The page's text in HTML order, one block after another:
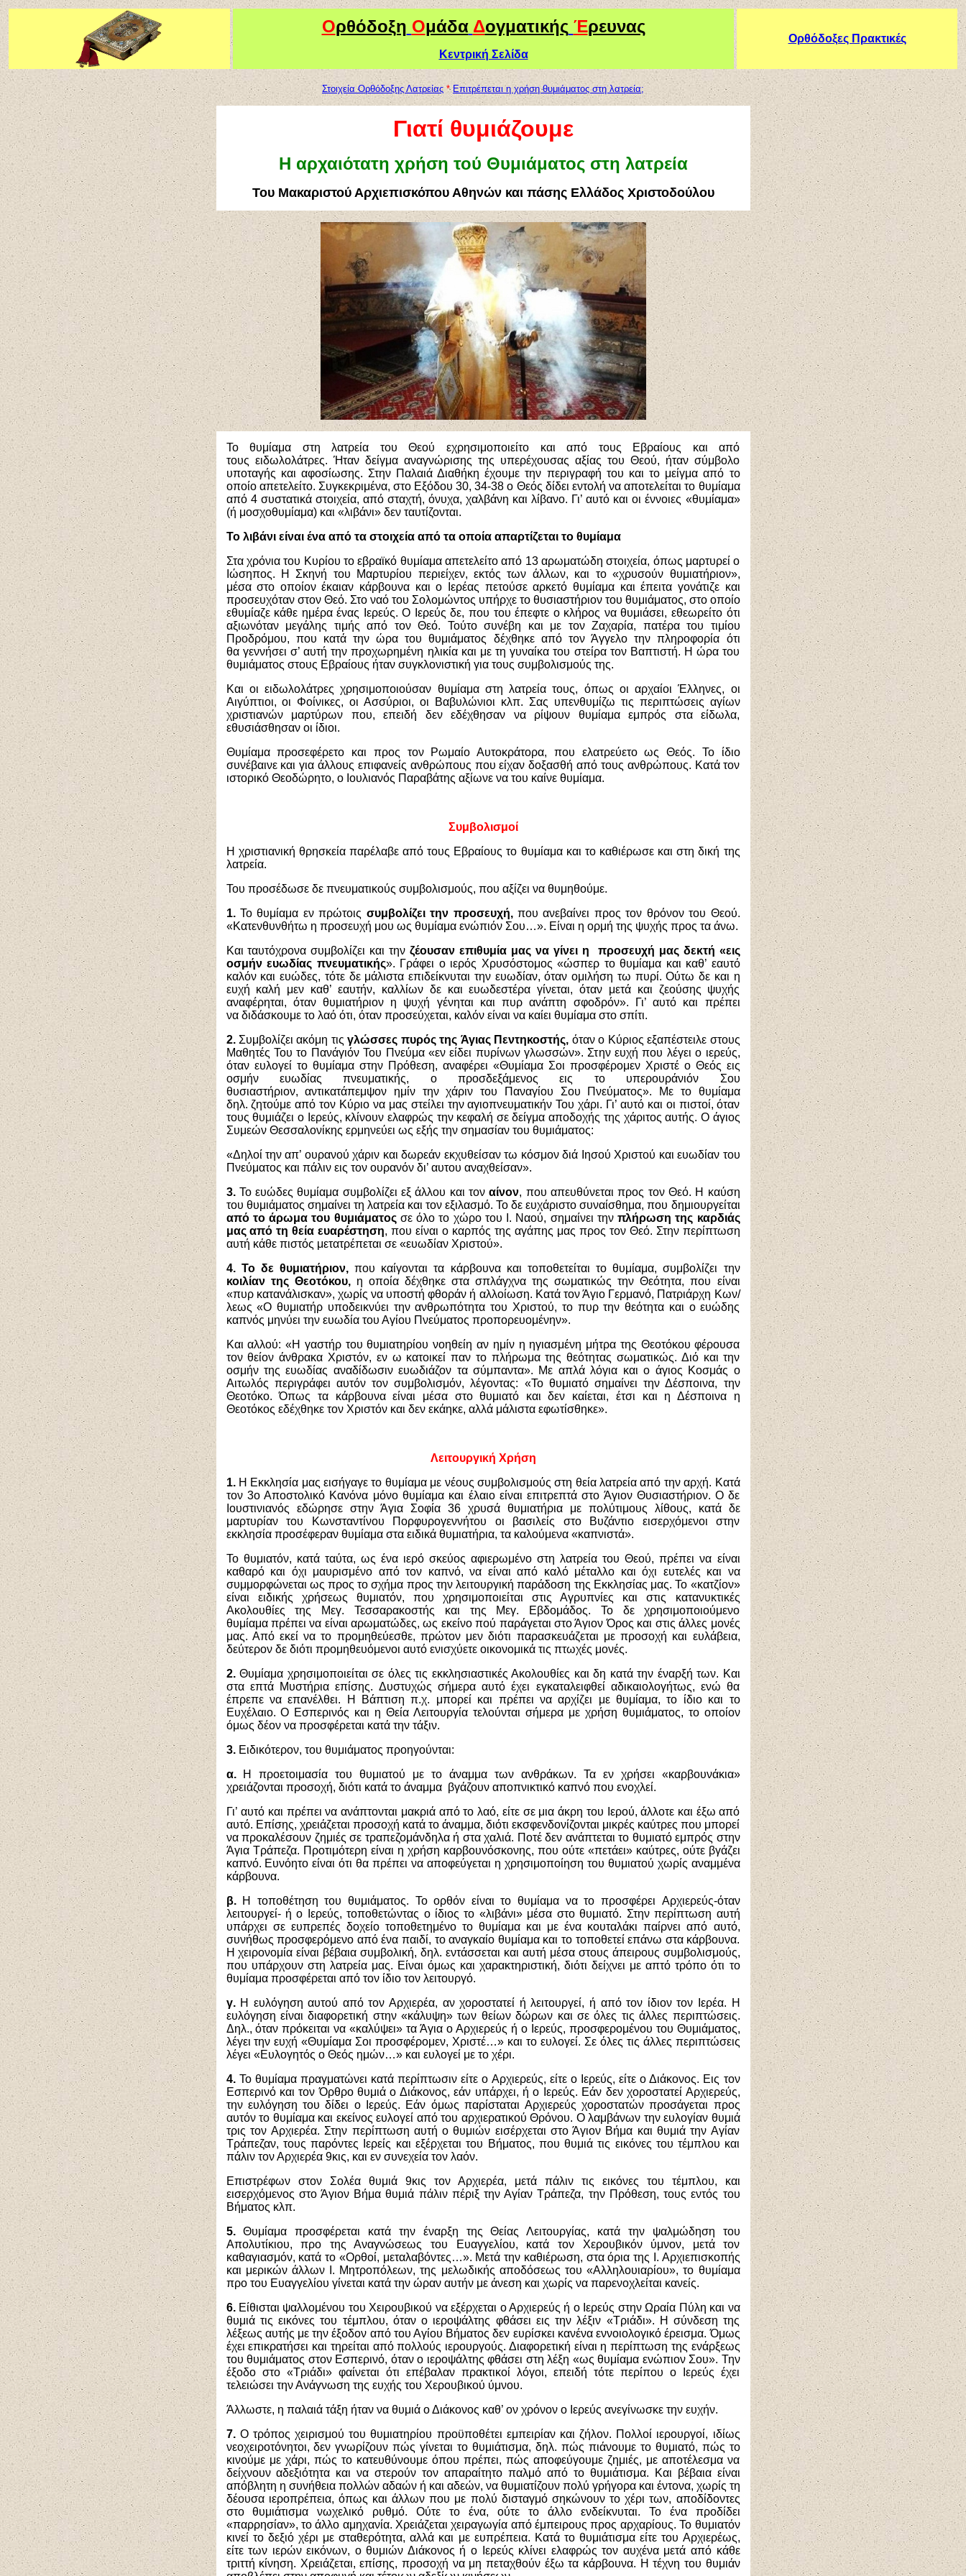
Ορθόδοξη Ομάδα Δογματικής Έρευνας
Κεντρική Σελίδα
Ορθόδοξες Πρακτικές
Στοιχεία Ορθόδοξης Λατρείας * Επιτρέπεται η χρήση θυμιάματος στη λατρεία;
Γιατί θυμιάζουμε
Η αρχαιότατη χρήση τού Θυμιάματος στη λατρεία
Του Μακαριστού Αρχιεπισκόπου Αθηνών και πάσης Ελλάδος Χριστοδούλου
Το θυμίαμα στη λατρεία του Θεού εχρησιμοποιείτο και από τους Εβραίους και από
τους ειδωλολάτρες. Ήταν δείγμα αναγνώρισης της υπερέχουσας αξίας του Θεού, ήταν σύμβολο
υποταγής και αφοσίωσης. Στην Παλαιά Διαθήκη έχουμε την περιγραφή του και το μείγμα από το
οποίο απετελείτο. Συγκεκριμένα, στο Εξόδου 30, 34-38 ο Θεός δίδει εντολή να αποτελείται το θυμίαμα
από 4 συστατικά στοιχεία, από σταχτή, όνυχα, χαλβάνη και λίβανο. Γι’ αυτό και οι έννοιες «θυμίαμα»
(ή μοσχοθυμίαμα) και «λιβάνι» δεν ταυτίζονται.
Το λιβάνι είναι ένα από τα στοιχεία από τα οποία απαρτίζεται το θυμίαμα
Στα χρόνια του Κυρίου το εβραϊκό θυμίαμα απετελείτο από 13 αρωματώδη στοιχεία, όπως μαρτυρεί ο
Ιώσηπος. Η Σκηνή του Μαρτυρίου περιείχεν, εκτός των άλλων, και το «χρυσούν θυμιατήριον»,
μέσα στο οποίον έκαιαν κάρβουνα και ο Ιερέας πετούσε αρκετό θυμίαμα και έπειτα γονάτιζε και
προσευχόταν στον Θεό. Στο ναό του Σολομώντος υπήρχε το θυσιαστήριον του θυμιάματος, στο οποίο
εθυμίαζε κάθε ημέρα ένας Ιερεύς. Ο Ιερεύς δε, που του έπεφτε ο κλήρος να θυμιάσει, εθεωρείτο ότι
αξιωνόταν μεγάλης τιμής από τον Θεό. Τούτο συνέβη και με τον Ζαχαρία, πατέρα του τιμίου
Προδρόμου, που κατά την ώρα του θυμιάματος δέχθηκε από τον Άγγελο την πληροφορία ότι
θα γεννήσει σ’ αυτή την προχωρημένη ηλικία και με τη γυναίκα του στείρα τον Βαπτιστή. Η ώρα του
θυμιάματος στους Εβραίους ήταν συγκλονιστική για τους συμβολισμούς της.
Και οι ειδωλολάτρες χρησιμοποιούσαν θυμίαμα στη λατρεία τους, όπως οι αρχαίοι Έλληνες, οι
Αιγύπτιοι, οι Φοίνικες, οι Ασσύριοι, οι Βαβυλώνιοι κλπ. Σας υπενθυμίζω τις περιπτώσεις αγίων
χριστιανών μαρτύρων που, επειδή δεν εδέχθησαν να ρίψουν θυμίαμα εμπρός στα είδωλα,
εθυσιάσθησαν οι ίδιοι.
Θυμίαμα προσεφέρετο και προς τον Ρωμαίο Αυτοκράτορα, που ελατρεύετο ως Θεός. Το ίδιο
συνέβαινε και για άλλους επιφανείς ανθρώπους που είχαν δοξασθή από τους ανθρώπους. Κατά τον
ιστορικό Θεοδώρητο, ο Ιουλιανός Παραβάτης αξίωνε να του καίνε θυμίαμα.
Συμβολισμοί
Η χριστιανική θρησκεία παρέλαβε από τους Εβραίους το θυμίαμα και το καθιέρωσε και στη δική της
λατρεία.
Του προσέδωσε δε πνευματικούς συμβολισμούς, που αξίζει να θυμηθούμε.
1. Το θυμίαμα εν πρώτοις συμβολίζει την προσευχή,που ανεβαίνει προς τον θρόνον του Θεού.
«Κατενθυνθήτω η προσευχή μου ως θυμίαμα ενώπιόν Σου…». Είναι η ορμή της ψυχής προς τα άνω.
Και ταυτόχρονα συμβολίζει και τηνζέουσαν επιθυμία μας να γίνει η προσευχή μας δεκτή «εις
οσμήν ευωδίας πνευματικής». Γράφει ο ιερός Χρυσόστομος «ώσπερ το θυμίαμα και καθ’ εαυτό
καλόν και ευώδες, τότε δε μάλιστα επιδείκνυται την ευωδίαν, όταν ομιλήση τω πυρί. Ούτω δε και η
ευχή καλή μεν καθ’ εαυτήν, καλλίων δε και ευωδεστέρα γίνεται, όταν μετά και ζεούσης ψυχής
αναφέρηται, όταν θυμιατήριον η ψυχή γένηται και πυρ ανάπτη σφοδρόν». Γι’ αυτό και πρέπει
να διδάσκουμε το λαό ότι, όταν προσεύχεται, καλόν είναι να καίει θυμίαμα στο σπίτι.
2.Συμβολίζει ακόμη τιςγλώσσες πυρός της Άγιας Πεντηκοστής, όταν ο Κύριος εξαπέστειλε στους
Μαθητές Του το Πανάγιόν Του Πνεύμα «εν είδει πυρίνων γλωσσών». Στην ευχή που λέγει ο ιερεύς,
όταν ευλογεί το θυμίαμα στην Πρόθεση, αναφέρει «Θυμίαμα Σοι προσφέρομεν Χριστέ ο Θεός εις
οσμήν ευωδίας πνευματικής, ο προσδεξάμενος εις το υπερουράνιόν Σου
θυσιαστήριον, αντικατάπεμψον ημίν την χάριν του Παναγίου Σου Πνεύματος». Με το θυμίαμα
δηλ. ζητούμε από τον Κύριο να μας στείλει την αγιοπνευματικήν Του χάρι. Γι’ αυτό και οι πιστοί, όταν
τους θυμιάζει ο Ιερεύς, κλίνουν ελαφρώς την κεφαλή σε δείγμα αποδοχής της χάριτος αυτής. Ο άγιος
Συμεών Θεσσαλονίκης ερμηνεύει ως εξής την σημασίαν του θυμιάματος:
«Δηλοί την απ’ ουρανού χάριν και δωρεάν εκχυθείσαν τω κόσμον διά Ιησού Χριστού και ευωδίαν του
Πνεύματος και πάλιν εις τον ουρανόν δι’ αυτου αναχθείσαν».
3. Το ευώδες θυμίαμα συμβολίζει εξ άλλου και τοναίνον, που απευθύνεται προς τον Θεό. Η καύση
του θυμιάματος σημαίνει τη λατρεία και τον εξιλασμό. Το δε ευχάριστο συναίσθημα, που δημιουργείται
από το άρωμα του θυμιάματος σε όλο το χώρο του Ι. Ναού, σημαίνει την πλήρωση της καρδιάς
μας από τη θεία ευαρέστηση, που είναι ο καρπός της αγάπης μας προς τον Θεό. Στην περίπτωση
αυτή κάθε πιστός μετατρέπεται σε «ευωδίαν Χριστού».
4. Το δε θυμιατήριον,που καίγονται τα κάρβουνα και τοποθετείται το θυμίαμα, συμβολίζει την
κοιλίαν της Θεοτόκου,η οποία δέχθηκε στα σπλάγχνα της σωματικώς την Θεότητα, που είναι
«πυρ κατανάλισκαν», χωρίς να υποστή φθοράν ή αλλοίωση. Κατά τον Άγιο Γερμανό, Πατριάρχη Κων/
λεως «Ο θυμιατήρ υποδεικνύει την ανθρωπότητα του Χριστού, το πυρ την θεότητα και ο ευώδης
καπνός μηνύει την ευωδία του Αγίου Πνεύματος προπορευομένην».
Και αλλού: «Η γαστήρ του θυμιατηρίου νοηθείη αν ημίν η ηγιασμένη μήτρα της Θεοτόκου φέρουσα
τον θείον άνθρακα Χριστόν, εν ω κατοικεί παν το πλήρωμα της θεότητας σωματικώς. Διό και την
οσμήν της ευωδίας αναδίδωσιν ευωδιάζον τα σύμπαντα». Με απλά λόγια και ο άγιος Κοσμάς ο
Αιτωλός περιγράφει αυτόν τον συμβολισμόν, λέγοντας: «Το θυμιατό σημαίνει την Δέσποινα, την
Θεοτόκο. Όπως τα κάρβουνα είναι μέσα στο θυμιατό και δεν καίεται, έτσι και η Δέσποινα η
Θεοτόκος εδέχθηκε τον Χριστόν και δεν εκάηκε, αλλά μάλιστα εφωτίσθηκε».
Λειτουργική Χρήση
1. Η Εκκλησία μας εισήγαγε το θυμίαμα με νέους συμβολισμούς στη θεία λατρεία από την αρχή. Κατά
τον 3ο Αποστολικό Κανόνα μόνο θυμίαμα και έλαιο είναι επιτρεπτά στο Άγιον Θυσιαστήριον. Ο δε
Ιουστινιανός εδώρησε στην Άγια Σοφία 36 χρυσά θυμιατήρια με πολύτιμους λίθους, κατά δε
μαρτυρίαν του Κωνσταντίνου Πορφυρογεννήτου οι βασιλείς στο Βυζάντιο εισερχόμενοι στην
εκκλησία προσέφεραν θυμίαμα στα ειδικά θυμιατήρια, τα καλούμενα «καπνιστά».
Το θυμιατόν, κατά ταύτα, ως ένα ιερό σκεύος αφιερωμένο στη λατρεία του Θεού, πρέπει να είναι
καθαρό και όχι μαυρισμένο από τον καπνό, να είναι από καλό μέταλλο και όχι ευτελές και να
συμμορφώνεται ως προς το σχήμα προς την λειτουργική παράδοση της Εκκλησίας μας. Το «κατζίον»
είναι ειδικής χρήσεως θυμιατόν, που χρησιμοποιείται στις Αγρυπνίες και στις κατανυκτικές
Ακολουθίες της Μεγ. Τεσσαρακοστής και της Μεγ. Εβδομάδος. Το δε χρησιμοποιούμενο
θυμίαμα πρέπει να είναι αρωματώδες, ως εκείνο πού παράγεται στο Άγιον Όρος και στις άλλες μονές
μας. Από εκεί να το προμηθεύεσθε, πρώτον μεν διότι παρασκευάζεται με προσοχή και ευλάβεια,
δεύτερον δε διότι προμηθευόμενοι αυτό ενισχύετε οικονομικά τις πτωχές μονές.
2. Θυμίαμα χρησιμοποιείται σε όλες τις εκκλησιαστικές Ακολουθίες και δη κατά την έναρξή των. Και
στα επτά Μυστήρια επίσης. Δυστυχώς σήμερα αυτό έχει εγκαταλειφθεί αδικαιολογήτως, ενώ θα
έπρεπε να επανέλθει. Η Βάπτιση π.χ. μπορεί και πρέπει να αρχίζει με θυμίαμα, το ίδιο και το
Ευχέλαιο. Ο Εσπερινός και η Θεία Λειτουργία τελούνται σήμερα με χρήση θυμιάματος, το οποίον
όμως δέον να προσφέρεται κατά την τάξιν.
3. Ειδικότερον, του θυμιάματος προηγούνται:
α. Η προετοιμασία του θυμιατού με το άναμμα των ανθράκων. Τα εν χρήσει «καρβουνάκια»
χρειάζονται προσοχή, διότι κατά το άναμμα βγάζουν αποπνικτικό καπνό που ενοχλεί.
Γι’ αυτό και πρέπει να ανάπτονται μακριά από το λαό, είτε σε μια άκρη του Ιερού, άλλοτε και έξω από
αυτό. Επίσης, χρειάζεται προσοχή κατά το άναμμα, διότι εκσφενδονίζονται μικρές καύτρες που μπορεί
να προκαλέσουν ζημιές σε τραπεζομάνδηλα ή στα χαλιά. Ποτέ δεν ανάπτεται το θυμιατό εμπρός στην
Άγια Τράπεζα. Προτιμότερη είναι η χρήση καρβουνόσκονης, που ούτε «πετάει» καύτρες, ούτε βγάζει
καπνό. Ευνόητο είναι ότι θα πρέπει να αποφεύγεται η χρησιμοποίηση του θυμιατού χωρίς αναμμένα
κάρβουνα.
β. Η τοποθέτηση του θυμιάματος. Το ορθόν είναι το θυμίαμα να το προσφέρει Αρχιερεύς-όταν
λειτουργεί- ή ο Ιερεύς, τοποθετώντας ο ίδιος το «λιβάνι» μέσα στο θυμιατό. Στην περίπτωση αυτή
υπάρχει σε ευπρεπές δοχείο τοποθετημένο το θυμίαμα και με ένα κουταλάκι παίρνει από αυτό,
συνήθως προσφερόμενο από ένα παιδί, το αναγκαίο θυμίαμα και το τοποθετεί επάνω στα κάρβουνα.
Η χειρονομία είναι βέβαια συμβολική, δηλ. εντάσσεται και αυτή μέσα στους άπειρους συμβολισμούς,
που υπάρχουν στη λατρεία μας. Είναι όμως και χαρακτηριστική, διότι δείχνει με απτό τρόπο ότι το
θυμίαμα προσφέρεται από τον ίδιο τον λειτουργό.
γ.Η ευλόγηση αυτού από τον Αρχιερέα, αν χοροστατεί ή λειτουργεί, ή από τον ίδιον τον Ιερέα. Η
ευλόγηση είναι διαφορετική στην «κάλυψη» των θείων δώρων και σε όλες τις άλλες περιπτώσεις.
Δηλ., όταν πρόκειται να «καλύψει» τα Άγια ο Αρχιερεύς ή ο Ιερεύς, προσφερομένου του Θυμιάματος,
λέγει την ευχή «Θυμίαμα Σοι προσφέρομεν, Χριστέ…» και το ευλογεί. Σε όλες τις άλλες περιπτώσεις
λέγει «Ευλογητός ο Θεός ημών…» και ευλογεί με το χέρι.
4. Το θυμίαμα πραγματώνει κατά περίπτωσιν είτε ο Αρχιερεύς, είτε ο Ιερεύς, είτε ο Διάκονος. Εις τον
Εσπερινό και τον Όρθρο θυμιά ο Διάκονος, εάν υπάρχει, ή ο Ιερεύς. Εάν δεν χοροστατεί Αρχιερεύς,
την ευλόγηση του δίδει ο Ιερεύς. Εάν όμως παρίσταται Αρχιερεύς χοροστατών προσάγεται προς
αυτόν το θυμίαμα και εκείνος ευλογεί από του αρχιερατικού Θρόνου. Ο λαμβάνων την ευλογίαν θυμιά
τρις τον Αρχιερέα. Στην περίπτωση αυτή ο θυμιών εισέρχεται στο Άγιον Βήμα και θυμιά την Αγίαν
Τράπεζαν, τους παρόντες Ιερείς και εξέρχεται του Βήματος, που θυμιά τις εικόνες του τέμπλου και
πάλιν τον Αρχιερέα 9κις, και εν συνεχεία τον λαόν.
Επιστρέφων στον Σολέα θυμιά 9κις τον Αρχιερέα, μετά πάλιν τις εικόνες του τέμπλου, και
εισερχόμενος στο Άγιον Βήμα θυμιά πάλιν πέριξ την Αγίαν Τράπεζα, την Πρόθεση, τους εντός του
Βήματος κλπ.
5.Θυμίαμα προσφέρεται κατά την έναρξη της Θείας Λειτουργίας, κατά την ψαλμώδηση του
Απολυτίκιου, προ της Αναγνώσεως του Ευαγγελίου, κατά τον Χερουβικόν ύμνον, μετά τον
καθαγιασμόν, κατά το «Ορθοί, μεταλαβόντες…». Μετά την καθιέρωση, στα όρια της Ι. Αρχιεπισκοπής
και μερικών άλλων Ι. Μητροπόλεων, της μελωδικής αποδόσεως του «Αλληλουιαρίου», το θυμίαμα
προ του Ευαγγελίου γίνεται κατά την ώραν αυτήν με άνεση και χωρίς να παρενοχλείται κανείς.
6.Είθισται ψαλλομένου του Χειρουβικού να εξέρχεται ο Αρχιερεύς ή ο Ιερεύς στην Ωραία Πύλη και να
θυμιά τις εικόνες του τέμπλου, όταν ο ιεροψάλτης φθάσει εις την λέξιν «Τριάδι». Η σύνδεση της
λέξεως αυτής με την έξοδον από του Αγίου Βήματος δεν ευρίσκει κανένα εννοιολογικό έρεισμα. Όμως
έχει επικρατήσει και τηρείται από πολλούς ιερουργούς. Διαφορετική είναι η περίπτωση της ενάρξεως
του θυμιάματος στον Εσπερινό, όταν ο ιεροψάλτης φθάσει στη λέξη «ως θυμίαμα ενώπιον Σου». Την
έξοδο στο «Τριάδι» φαίνεται ότι επέβαλαν πρακτικοί λόγοι, επειδή τότε περίπου ο Ιερεύς έχει
τελειώσει την Ανάγνωση της ευχής του Χερουβικού ύμνου.
Άλλωστε, η παλαιά τάξη ήταν να θυμιά ο Διάκονος καθ’ ον χρόνον ο Ιερεύς ανεγίνωσκε την ευχήν.
7. Ο τρόπος χειρισμού του θυμιατηρίου προϋποθέτει εμπειρίαν και ζήλον. Πολλοί ιερουργοί, ιδίως
νεοχειροτόνητοι, δεν γνωρίζουν πώς γίνεται το θυμιάτισμα, δηλ. πώς πιάνουμε το θυμιατό, πώς το
κινούμε με χάρι, πώς το κατευθύνουμε όπου πρέπει, πώς αποφεύγουμε ζημιές, με αποτέλεσμα να
δείχνουν αδεξιότητα και να στερούν τον απαραίτητο παλμό από το θυμιάτισμα. Και βέβαια είναι
απόβλητη η συνήθεια πολλών αδαών ή και αδεών, να θυμιατίζουν πολύ γρήγορα και έντονα, χωρίς τη
δέουσα ιεροπρέπεια, όπως και άλλων που με πολύ δισταγμό σηκώνουν το χέρι των, αποδίδοντες
στο θυμιάτισμα νωχελικό ρυθμό. Ούτε το ένα, ούτε το άλλο ενδείκνυται. Το ένα προδίδει
«παρρησίαν», το άλλο αμηχανία. Χρειάζεται χειραγωγία από έμπειρους προς αρχαρίους. Το θυμιατόν
κινεί το δεξιό χέρι με σταθερότητα, αλλά και με ευπρέπεια. Κατά το θυμιάτισμα είτε του Αρχιερέως,
είτε των ιερών εικόνων, ο θυμιών Διάκονος ή ο Ιερεύς κλίνει ελαφρώς τον αυχένα μετά από κάθε
τριττή κίνηση. Χρειάζεται, επίσης, προσοχή να μη πεταχθούν έξω τα κάρβουνα. Η τέχνη του θυμιάν